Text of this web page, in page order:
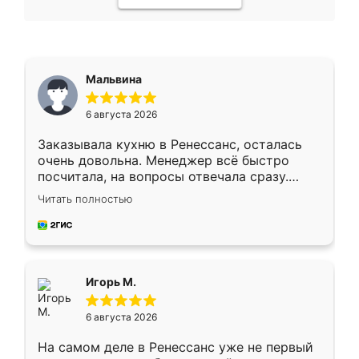
Мальвина
6 августа 2026
Заказывала кухню в Ренессанс, осталась
очень довольна. Менеджер всё быстро
посчитала, на вопросы отвечала сразу.
Замерщик приехал в субботу, подошёл к
делу со всей ответственностью. Собрали
за день, ребята работали аккуратно, даже
Читать полностью
Игорь М.
6 августа 2026
На самом деле в Ренессанс уже не первый